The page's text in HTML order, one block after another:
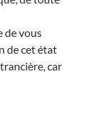
de vous
de cet état
car